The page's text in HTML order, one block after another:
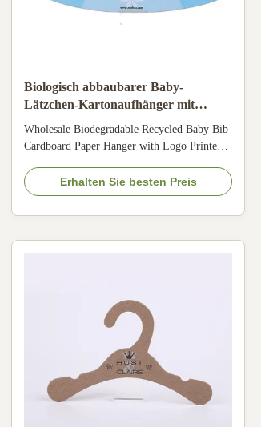
Biologisch abbaubarer Baby-
Lätzchen-Kartonaufhänger mit
individuellem Logo-Druck, 2,0 mm -
3,5 mm Dicke
Wholesale Biodegradable Recycled Baby Bib
Cardboard Paper Hanger with Logo Printed
an eco-friendly alternative to traditional
plastic and metal hangers. These sustainable
hangers are currently trending in global
Erhalten Sie besten Preis